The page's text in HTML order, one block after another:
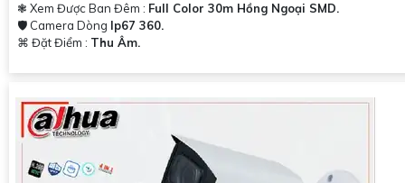
❃ Xem Được Ban Đêm : Full Color 30m Hồng Ngoại SMD.
🛡 Camera Dòng Ip67 360.
️⌘ Đặt Điểm : Thu Âm.